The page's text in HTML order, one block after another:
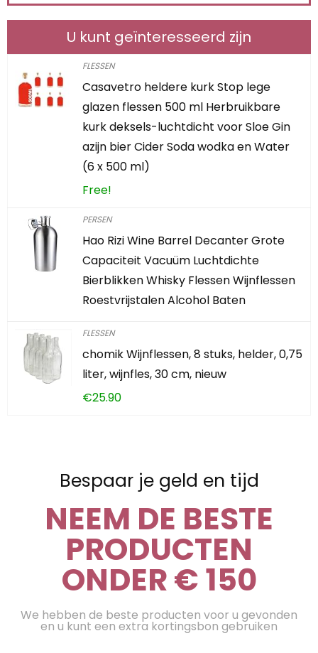
U kunt geïnteresseerd zijn
FLESSEN
Casavetro heldere kurk Stop lege
glazen flessen 500 ml Herbruikbare
kurk deksels-luchtdicht voor Sloe Gin
azijn bier Cider Soda wodka en Water
(6 x 500 ml)
Free!
PERSEN
Hao Rizi Wine Barrel Decanter Grote
Capaciteit Vacuüm Luchtdichte
Bierblikken Whisky Flessen Wijnflessen
Roestvrijstalen Alcohol Baten
FLESSEN
chomik Wijnflessen, 8 stuks, helder, 0,75
liter, wijnfles, 30 cm, nieuw
€25.90
Bespaar je geld en tijd
NEEM DE BESTE
PRODUCTEN
ONDER € 150
We hebben de beste producten voor u gevonden
en u kunt een extra kortingsbon gebruiken